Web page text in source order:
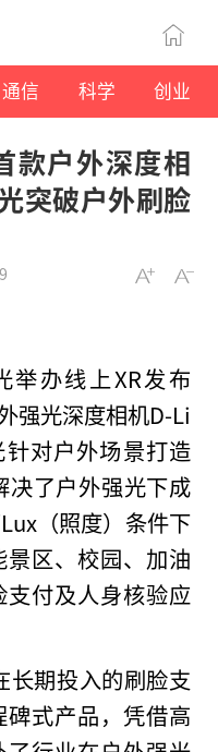
通信 科学 创业
款户外深度相
突破户外刷脸
举办线上XR发布
强光深度相机D-Li
对户外场景打造
决了户外强光下成
（照度）条件下
区、校园、加油
付及人身核验应
长期投入的刷脸支
式产品，凭借高